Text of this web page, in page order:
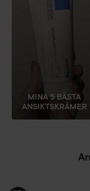
MINA 5 BÄSTA
ANSIKTSKRÄMER